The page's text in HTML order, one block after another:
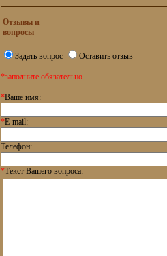
Отзывы и
вопросы
Задать вопрос Оставить отзыв
*заполните обязательно
*Ваше имя:
*E-mail:
Телефон:
*Текст Вашего вопроса: